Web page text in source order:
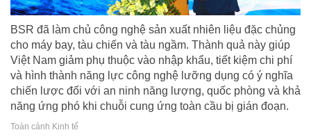
BSR đã làm chủ công nghệ sản xuất nhiên liệu đặc chủng
cho máy bay, tàu chiến và tàu ngầm. Thành quả này giúp
Việt Nam giảm phụ thuộc vào nhập khẩu, tiết kiệm chi phí
và hình thành năng lực công nghệ lưỡng dụng có ý nghĩa
chiến lược đối với an ninh năng lượng, quốc phòng và khả
năng ứng phó khi chuỗi cung ứng toàn cầu bị gián đoạn.
Toàn cảnh Kinh tế